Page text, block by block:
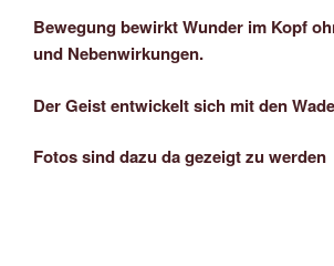
Bewegung bewirkt Wunder im Kopf
und Nebenwirkungen.
Der Geist entwickelt sich mit den
Fotos sind dazu da gezeigt zu werden